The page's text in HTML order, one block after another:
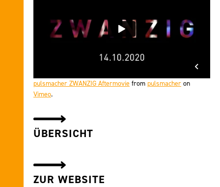
pulsmacher ZWANZIG Aftermovie from pulsmacher on
Vimeo.
ÜBERSICHT
ZUR WEBSITE